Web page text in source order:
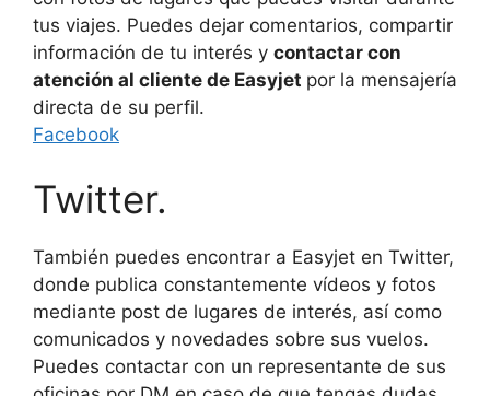
tus viajes. Puedes dejar comentarios, compartir
información de tu interés y contactar con
atención al cliente de Easyjet por la mensajería
directa de su perfil.
Facebook
Twitter.
También puedes encontrar a Easyjet en Twitter,
donde publica constantemente vídeos y fotos
mediante post de lugares de interés, así como
comunicados y novedades sobre sus vuelos.
Puedes contactar con un representante de sus